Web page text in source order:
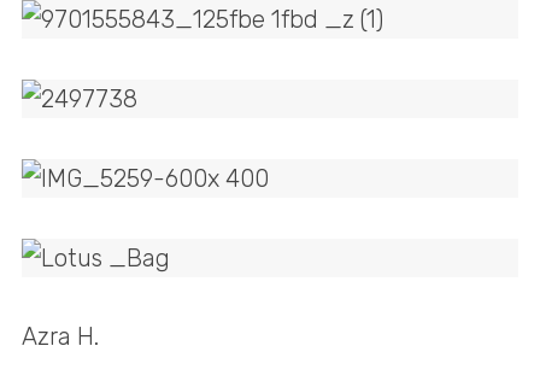
Azra H.